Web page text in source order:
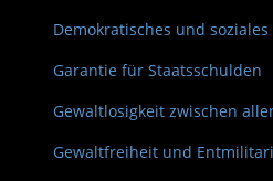
Demokratisches und soziales
Garantie für Staatsschulden
Gewaltlosigkeit zwischen
Gewaltfreiheit und